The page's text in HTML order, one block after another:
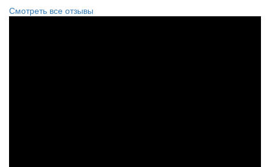
Смотреть все отзывы